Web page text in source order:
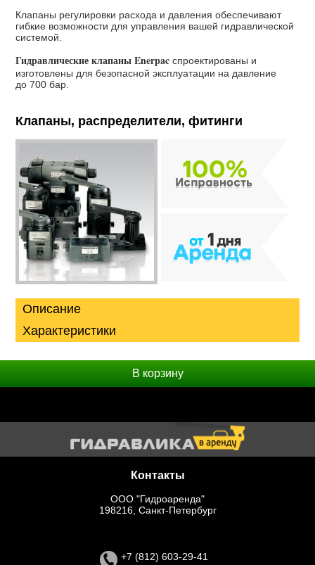
Клапаны, распределители, фитинги
В корзину
Описание
Клапаны регулировки расхода и давления обеспечивают
гибкие возможности для управления вашей гидравлической
системой.
Гидравлические клапаны Enerpac спроектированы и
изготовлены для безопасной эксплуатации на давление
до700 бар.
Характеристики
Контакты
OOO "Гидроаренда"
198216, Санкт-Петербург
тел.:+7 (812) 603-29-41